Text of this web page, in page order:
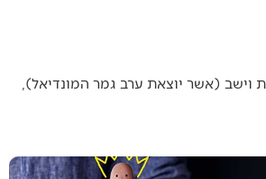
(אשר יוצאת ערב גמר המונדיאל),